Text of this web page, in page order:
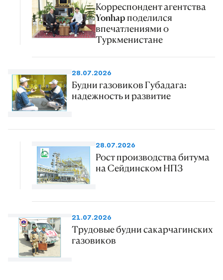
Корреспондент агентства
Yonhap поделился
впечатлениями о
Туркменистане
28.07.2026
Будни газовиков Губадага:
надежность и развитие
28.07.2026
Рост производства битума
на Сейдинском НПЗ
21.07.2026
Трудовые будни сакарчагинских
газовиков